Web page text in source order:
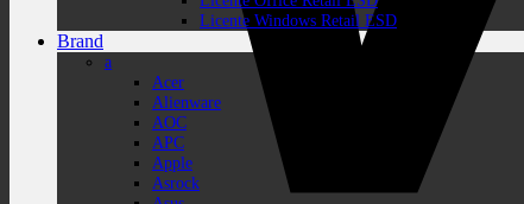
Licente Windows Retail ESD
Brand
a
Acer
Alienware
AOC
APC
Apple
Asrock